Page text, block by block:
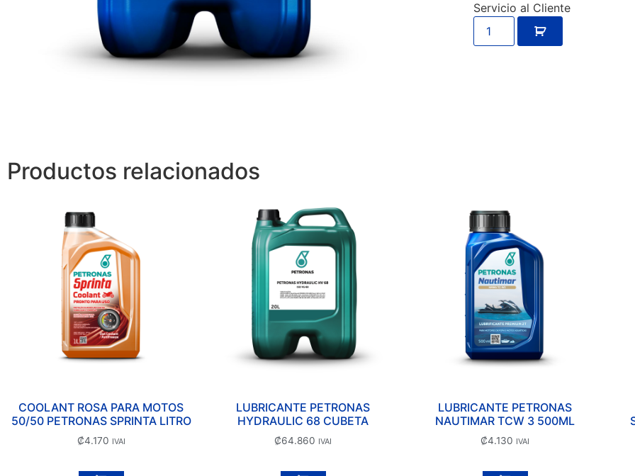
Servicio al Cliente
Productos relacionados
COOLANT ROSA PARA MOTOS
50/50 PETRONAS SPRINTA LITRO
₡4.170 IVAI
LUBRICANTE PETRONAS
HYDRAULIC 68 CUBETA
₡64.860 IVAI
LUBRICANTE PETRONAS
NAUTIMAR TCW 3 500ML
₡4.130 IVAI